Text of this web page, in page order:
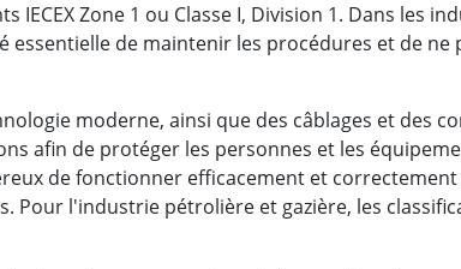
Zone 1 ou Classe I, Division 1. Dans les
de maintenir les procédures et de
moderne, ainsi que des câblages et des
afin de protéger les personnes et les
de fonctionner efficacement et
Pour l'industrie pétrolière et gazière, les